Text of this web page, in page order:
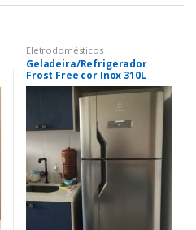
Eletrodomésticos
Geladeira/Refrigerador
Frost Free cor Inox 310L
Electrolux (TF39S)